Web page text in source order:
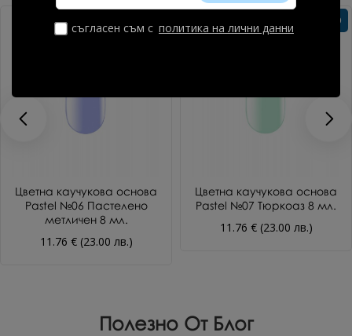
съгласен съм с политика на лични данни
Цветна каучукова основа
Pastel №06 Пастелено
метличен 8 мл.
11.76 € (23.00 лв.)
Без TPO
Цветна каучукова основа
Pastel №07 Тюркоаз 8 мл.
11.76 € (23.00 лв.)
Полезно От Блог